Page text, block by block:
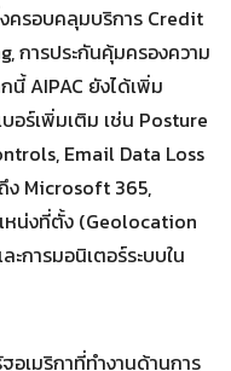
งครอบคลุมบริการ Credit
การประกันคุ้มครองความ
นี้ AIPAC ยังได้เพิ่ม
อร์เพิ่มเติม เช่น Posture
Email Data Loss
ง Microsoft 365,
หน่งที่ตั้ง (Geolocation
การมอนิเตอร์ระบบใน
อเมริกาที่ทำงานด้านการ